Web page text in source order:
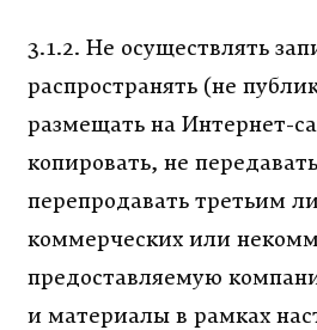
3.1.2. Не осуществлять
распространять (не
размещать на Интернет-
копировать, не
перепродавать третьим
коммерческих или
предоставляемую
и материалы в рамках